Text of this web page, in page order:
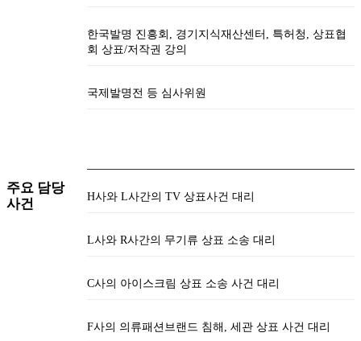
한국발명 진흥회, 경기지식재산센터, 특허청, 상표협
회 상표/저작권 강의
국제발명전 등 심사위원
주요 담당
사건
H사와 L사간의 TV 상표사건 대리
L사와 R사간의 무기류 상표 소송 대리
C사의 아이스크림 상표 소송 사건 대리
F사의 의류패션브랜드 침해, 세관 상표 사건 대리